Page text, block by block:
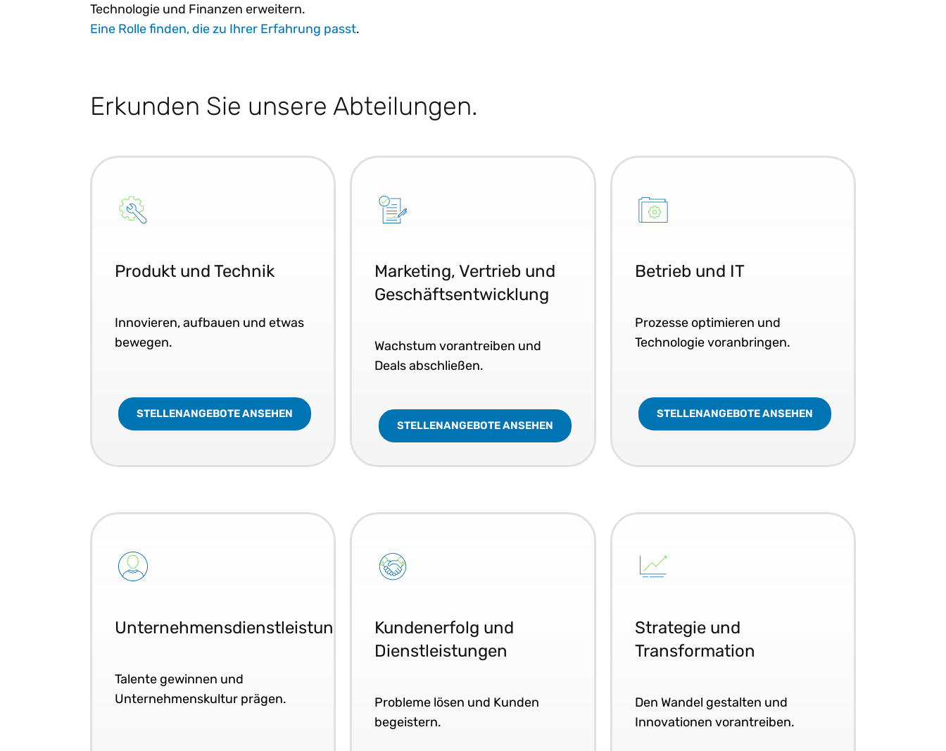
Technologie und Finanzen erweitern.
Eine Rolle finden, die zu Ihrer Erfahrung passt.
Erkunden Sie unsere Abteilungen.
Produkt und Technik
Innovieren, aufbauen und etwas
bewegen.
STELLENANGEBOTE ANSEHEN
Marketing, Vertrieb und
Geschäftsentwicklung
Wachstum vorantreiben und
Deals abschließen.
STELLENANGEBOTE ANSEHEN
Betrieb und IT
Prozesse optimieren und
Technologie voranbringen.
STELLENANGEBOTE ANSEHEN
Unternehmensdienstleistungen
Talente gewinnen und
Unternehmenskultur prägen.
Kundenerfolg und
Dienstleistungen
Probleme lösen und Kunden
begeistern.
Strategie und
Transformation
Den Wandel gestalten und
Innovationen vorantreiben.